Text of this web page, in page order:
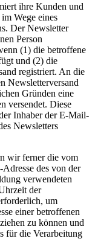
ihre Kunden und
Wege eines
Der Newsletter
Person
(1) die betroffene
und (2) die
registriert. An die
Newsletterversand
Gründen eine
versendet. Diese
Inhaber der E-Mail-
Newsletters
wir ferner die vom
des von der
verwendeten
der
um
einer betroffenen
zu können und
für die Verarbeitung